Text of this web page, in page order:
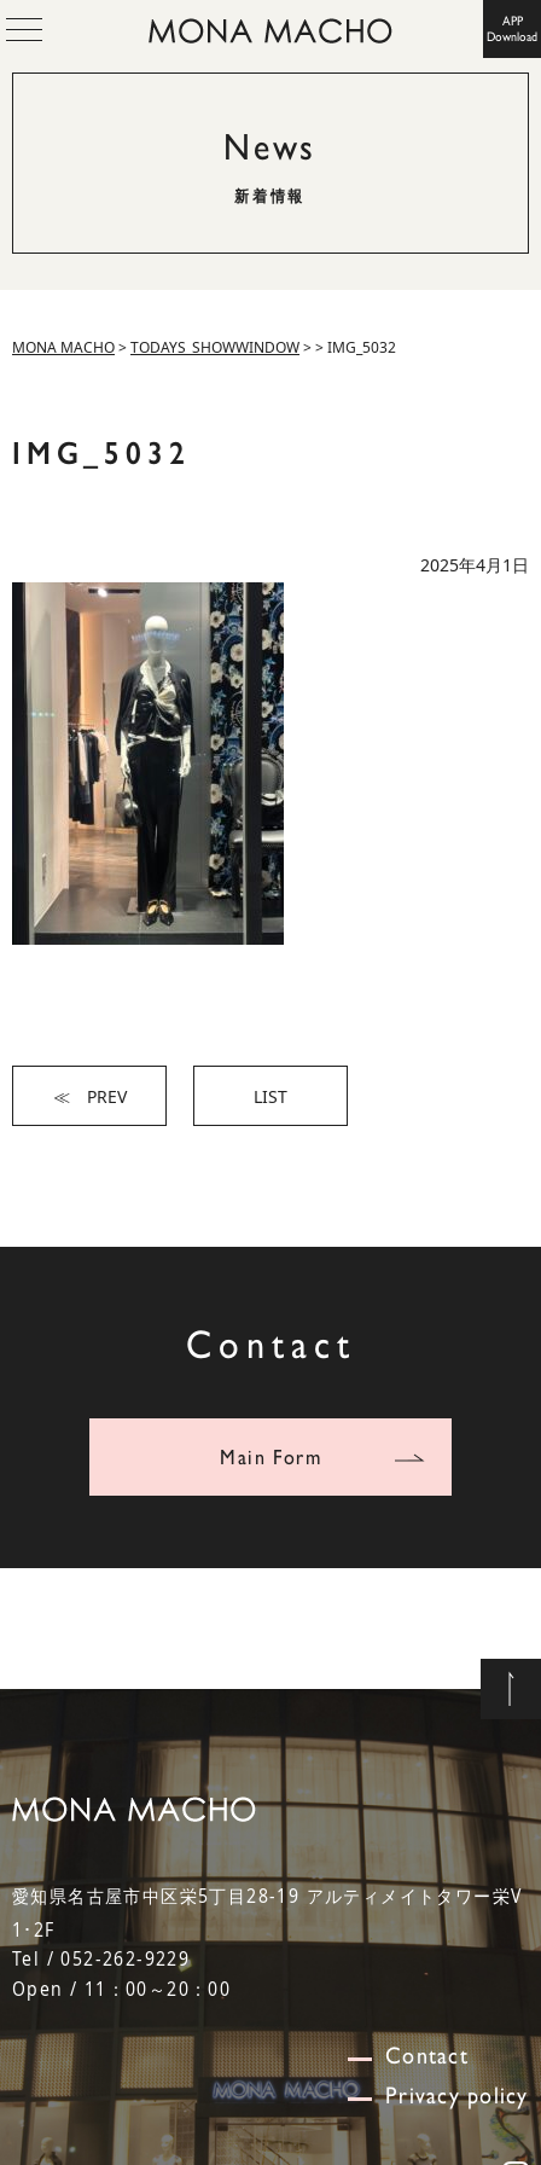
APP
Download
News
新着情報
MONA MACHO>TODAYS_SHOWWINDOW>>IMG_5032
IMG_5032
2025年4月1日
≪ PREV LIST
Contact
Main Form
愛知県名古屋市中区栄5丁目28-19 アルティメイトタワー栄V
1･2F
Tel / 052-262-9229
Open / 11：00～20：00
Contact
Privacy policy